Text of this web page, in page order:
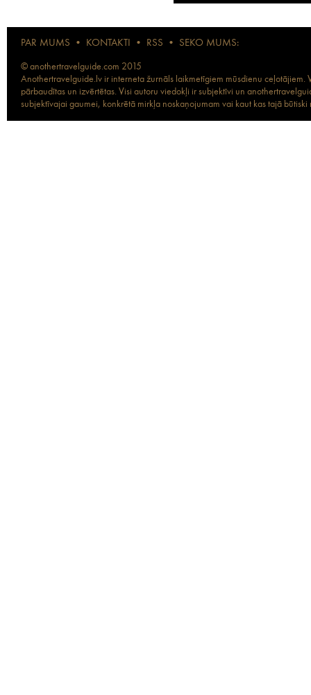
PAR MUMS • KONTAKTI • RSS • SEKO MUMS:
© anothertravelguide.com 2015
Anothertravelguide.lv ir interneta žurnāls laikmetīgiem mūsdienu
pārbaudītas un izvērtētas. Visi autoru viedokļi ir subjektīvi un
subjektīvajai gaumei, konkrētā mirkļa noskaņojumam vai kaut kas tajā